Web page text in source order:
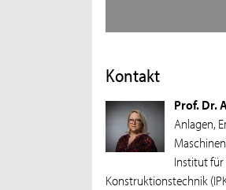
Kontakt
Prof. Dr.
Anlagen,
Institut
Konstruktionstechnik